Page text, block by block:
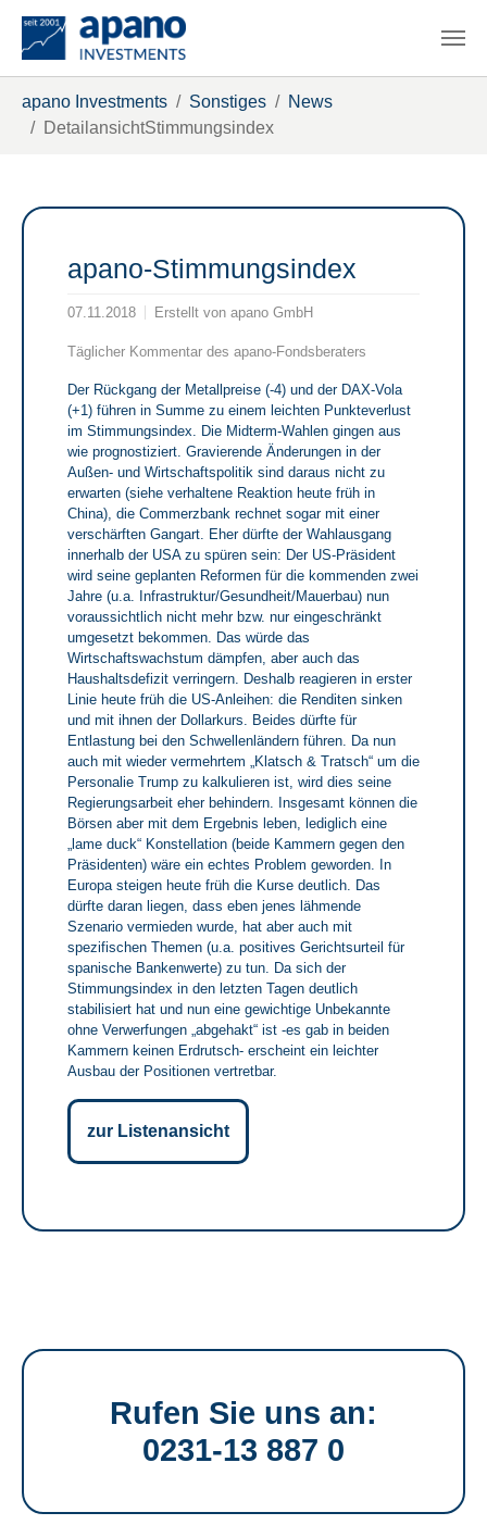
apano Investments Sonstiges
News
DetailansichtStimmungsindex
apano-Stimmungsindex
07.11.2018 Erstellt von apano GmbH
Täglicher Kommentar des apano-Fondsberaters
Der Rückgang der Metallpreise (-4) und der DAX-Vola
(+1) führen in Summe zu einem leichten Punkteverlust
im Stimmungsindex. Die Midterm-Wahlen gingen aus
wie prognostiziert. Gravierende Änderungen in der
Außen- und Wirtschaftspolitik sind daraus nicht zu
erwarten (siehe verhaltene Reaktion heute früh in
China), die Commerzbank rechnet sogar mit einer
verschärften Gangart. Eher dürfte der Wahlausgang
innerhalb der USA zu spüren sein: Der US-Präsident
wird seine geplanten Reformen für die kommenden zwei
Jahre (u.a. Infrastruktur/Gesundheit/Mauerbau) nun
voraussichtlich nicht mehr bzw. nur eingeschränkt
umgesetzt bekommen. Das würde das
Wirtschaftswachstum dämpfen, aber auch das
Haushaltsdefizit verringern. Deshalb reagieren in erster
Linie heute früh die US-Anleihen: die Renditen sinken
und mit ihnen der Dollarkurs. Beides dürfte für
Entlastung bei den Schwellenländern führen. Da nun
auch mit wieder vermehrtem „Klatsch & Tratsch“ um die
Personalie Trump zu kalkulieren ist, wird dies seine
Regierungsarbeit eher behindern. Insgesamt können die
Börsen aber mit dem Ergebnis leben, lediglich eine
„lame duck“ Konstellation (beide Kammern gegen den
Präsidenten) wäre ein echtes Problem geworden. In
Europa steigen heute früh die Kurse deutlich. Das
dürfte daran liegen, dass eben jenes lähmende
Szenario vermieden wurde, hat aber auch mit
spezifischen Themen (u.a. positives Gerichtsurteil für
spanische Bankenwerte) zu tun. Da sich der
Stimmungsindex in den letzten Tagen deutlich
stabilisiert hat und nun eine gewichtige Unbekannte
ohne Verwerfungen „abgehakt“ ist -es gab in beiden
Kammern keinen Erdrutsch- erscheint ein leichter
Ausbau der Positionen vertretbar.
zur Listenansicht
Rufen Sie uns an:
0231-13 887 0